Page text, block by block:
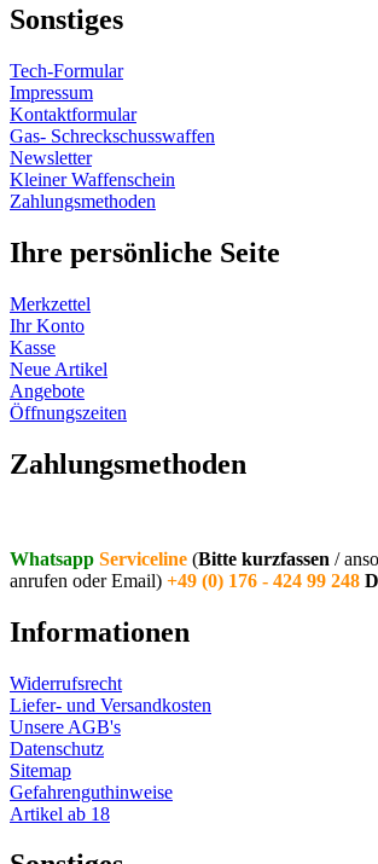
Sonstiges
Tech-Formular
Impressum
Kontaktformular
Gas- Schreckschusswaffen
Newsletter
Kleiner Waffenschein
Zahlungsmethoden
Ihre persönliche Seite
Merkzettel
Ihr Konto
Kasse
Neue Artikel
Angebote
Öffnungszeiten
Zahlungsmethoden
Whatsapp Serviceline (Bitte kurzfassen /
anrufen oder Email) +49 (0) 176 - 424 99 248
Informationen
Widerrufsrecht
Liefer- und Versandkosten
Unsere AGB's
Datenschutz
Sitemap
Gefahrenguthinweise
Artikel ab 18